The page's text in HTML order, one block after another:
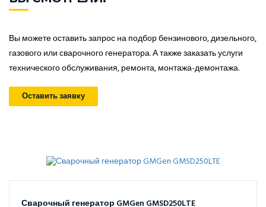
Вы можете оставить запрос на подбор бензинового, дизельного,
газового или сварочного генератора. А также заказать услуги
технического обслуживания, ремонта, монтажа-демонтажа.
Оставить заявку
Сварочный генератор GMGen GMSD250LTE